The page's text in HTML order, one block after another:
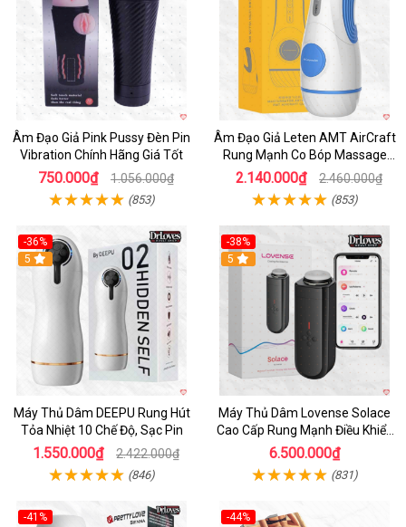
Âm Đạo Giả Pink Pussy Đèn Pin
Vibration Chính Hãng Giá Tốt
750.000₫ 1.056.000₫
(853)
Âm Đạo Giả Leten AMT AirCraft
Rung Mạnh Co Bóp Massage
Êm Ái
2.140.000₫ 2.460.000₫
(853)
-36%
Hot
5
Máy Thủ Dâm DEEPU Rung Hút
Tỏa Nhiệt 10 Chế Độ, Sạc Pin
1.550.000₫ 2.422.000₫
(846)
-38%
Hot
5
Máy Thủ Dâm Lovense Solace
Cao Cấp Rung Mạnh Điều Khiển
App
6.500.000₫
(831)
-41%
-44%